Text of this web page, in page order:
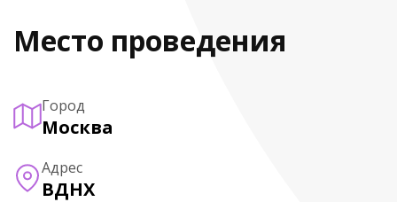
Место проведения
Город
Москва
Адрес
ВДНХ